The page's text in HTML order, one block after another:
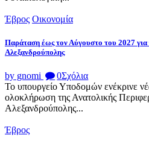
Έβρος Οικονομία
Παράταση έως τον Αύγουστο του 2027
Αλεξανδρούπολης
by gnomi 0Σχόλια
Το υπουργείο Υποδομών ενέκρινε
ολοκλήρωση της Ανατολικής
Αλεξανδρούπολης...
Έβρος